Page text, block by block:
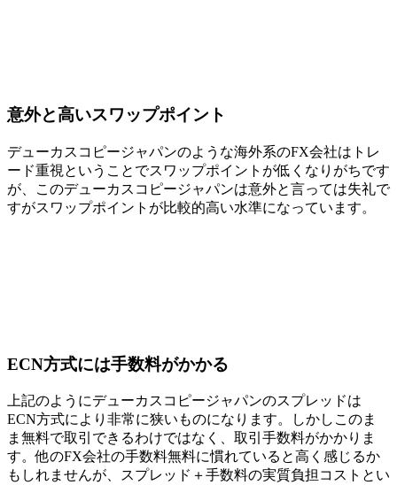
意外と高いスワップポイント
デューカスコピージャパンのような海外系のFX会社はトレ
ード重視ということでスワップポイントが低くなりがちです
が、このデューカスコピージャパンは意外と言っては失礼で
すがスワップポイントが比較的高い水準になっています。
ECN方式には手数料がかかる
上記のようにデューカスコピージャパンのスプレッドは
ECN方式により非常に狭いものになります。しかしこのま
ま無料で取引できるわけではなく、取引手数料がかかりま
す。他のFX会社の手数料無料に慣れていると高く感じるか
もしれませんが、スプレッド＋手数料の実質負担コストとい